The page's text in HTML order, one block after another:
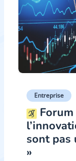
Entreprise
sont pas
»